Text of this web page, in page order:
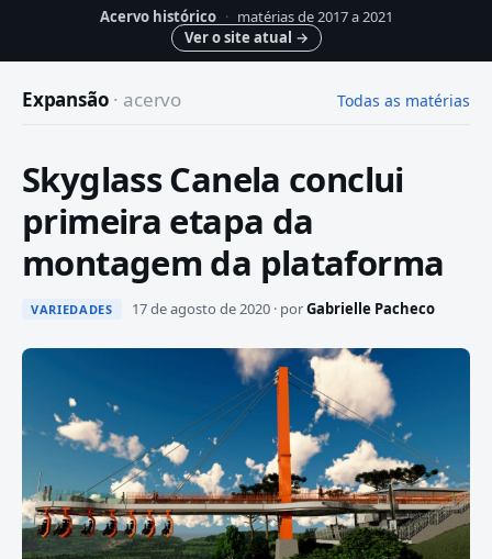
Acervo histórico · matérias de 2017 a 2021
Ver o site atual →
Expansão · acervo Todas as matérias
Skyglass Canela conclui
primeira etapa da
montagem da plataforma
VARIEDADES 17 de agosto de 2020 · porGabrielle Pacheco